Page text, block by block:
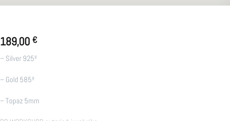
189,00 €
– Silver 925º
– Gold 585º
– Topaz 5mm